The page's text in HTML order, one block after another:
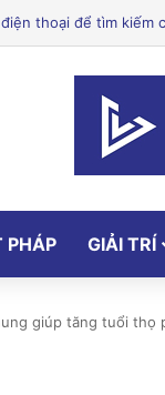
Hỗ Trợ Bạn Ăn
PHÁP GIẢI TRÍ
giúp tăng tuổi thọ